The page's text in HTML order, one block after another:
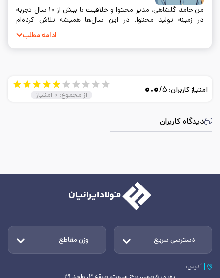
من حامد گلشاهی، مدیر محتوا و خلاقیت با بیش از ۱۰ سال تجربه
در زمینه تولید محتوا. در این سال‌ها همیشه تلاش کرده‌ام
واقعاً به سوالات و نیازهای او پاسخ دهد. خلق محتوا برای من فقط
یک شغل نیست؛ بلکه راهی‌ست برای ارتباط واقعی با آدم‌ها.
ادامه مطلب
دیدگاه کاربران
امتیاز کاربران: ۰.۰/۵
از مجموع: ۰ امتیاز
دسترسی سریع وزن مقاطع
آدرس: